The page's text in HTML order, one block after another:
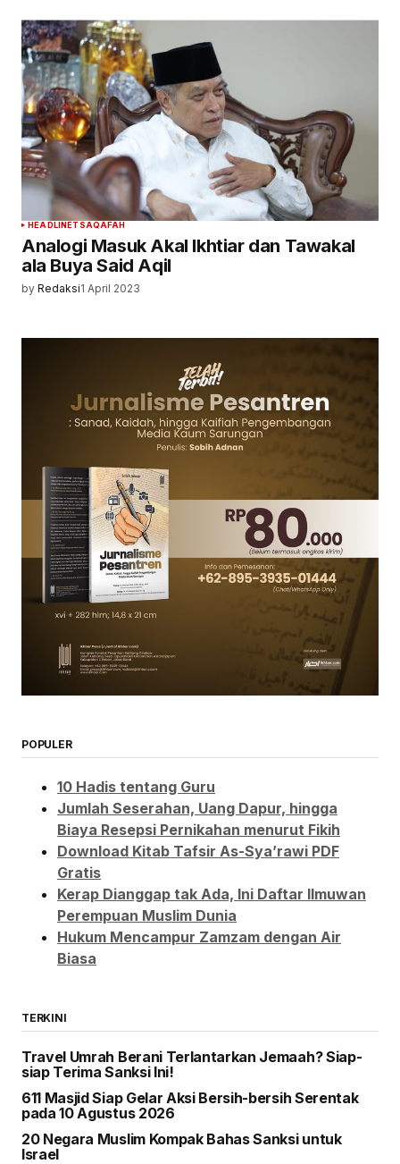
HEADLINETSAQAFAH
Analogi Masuk Akal Ikhtiar dan Tawakal
ala Buya Said Aqil
by Redaksi1 April 2023
POPULER
10 Hadis tentang Guru
Jumlah Seserahan, Uang Dapur, hingga
Biaya Resepsi Pernikahan menurut Fikih
Download Kitab Tafsir As-Sya’rawi PDF
Gratis
Kerap Dianggap tak Ada, Ini Daftar Ilmuwan
Perempuan Muslim Dunia
Hukum Mencampur Zamzam dengan Air
Biasa
TERKINI
Travel Umrah Berani Terlantarkan Jemaah? Siap-
siap Terima Sanksi Ini!
611 Masjid Siap Gelar Aksi Bersih-bersih Serentak
pada 10 Agustus 2026
20 Negara Muslim Kompak Bahas Sanksi untuk
Israel